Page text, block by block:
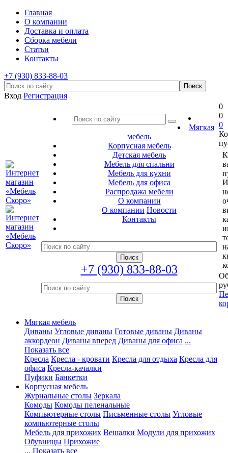
Главная
О компании
Доставка и оплата
Сборка мебели
Статьи
Контакты
+7 (930) 833-88-03
Вход Регистрация
Мягкая
мебель
Корпусная мебель
Детская мебель
Мебель для спальни
Мебель для кухни
Мебель для офиса
Распродажа мебели
О компании
О компании Новости
Контакты
+7 (930) 833-88-03
0
0
0
Мягкая мебель
Диваны Угловые диваны Готовые диваны Диваны
аккордеон Диваны вперед Диваны для офиса ...
Показать все
Кресла Кресла - кровати Кресла для отдыха Кресла для
офиса Кресла-качалки
Пуфики Банкетки
Корпусная мебель
Журнальные столы Зеркала
Комоды Комоды пеленальные
Компьютерные столы Письменные столы Угловые
компьютерные столы
Мебель для прихожих Вешалки Модули для прихожих
Обувницы Прихожие
... Показать все